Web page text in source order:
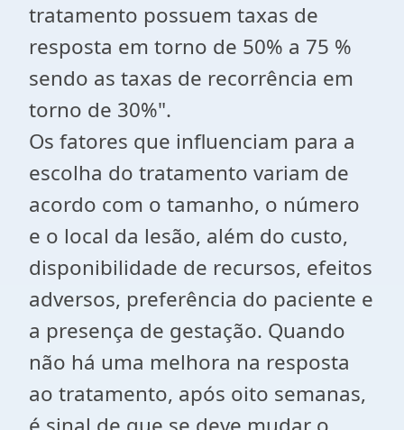
tratamento possuem taxas de
resposta em torno de 50% a 75 %
sendo as taxas de recorrência em
torno de 30%".
Os fatores que influenciam para a
escolha do tratamento variam de
acordo com o tamanho, o número
e o local da lesão, além do custo,
disponibilidade de recursos, efeitos
adversos, preferência do paciente e
a presença de gestação. Quando
não há uma melhora na resposta
ao tratamento, após oito semanas,